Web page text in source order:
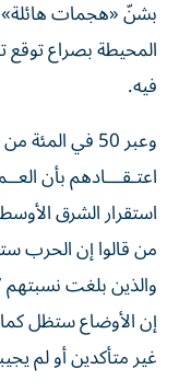
بشنّ «هجمات هائلة»
المحيطة بصراع
فيه.
وعبر 50 في
اعتـقـــادهم بأن
استقرار الشرق
من قالوا إن الحرب
غير متأكدين أو لم